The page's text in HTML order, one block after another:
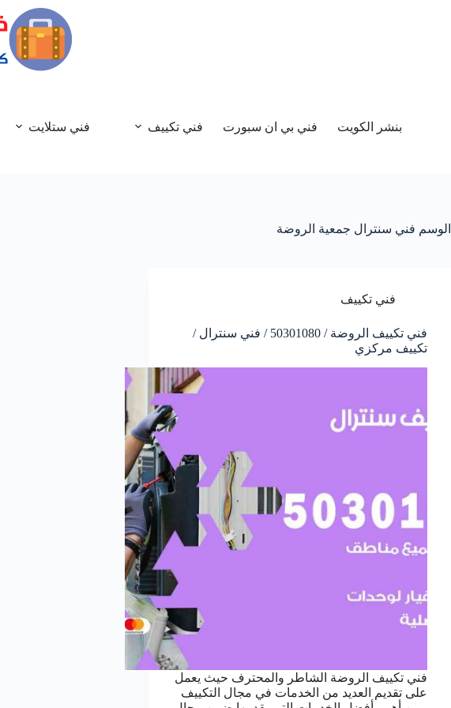
بنشر الكويت فني بي ان سبورت فني تكييف فني ستلايت
الوسم فني سنترال جمعية الروضة
فني تكييف
فني تكييف الروضة / 50301080 / فني سنترال /
تكييف مركزي
فني تكييف الروضة الشاطر والمحترف حيث يعمل
على تقديم العديد من الخدمات في مجال التكييف